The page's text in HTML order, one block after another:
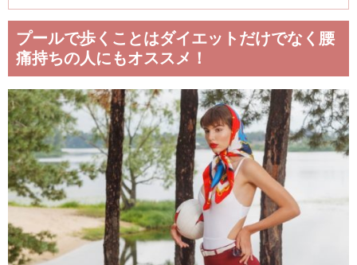
プールで歩くことはダイエットだけでなく腰
痛持ちの人にもオススメ！